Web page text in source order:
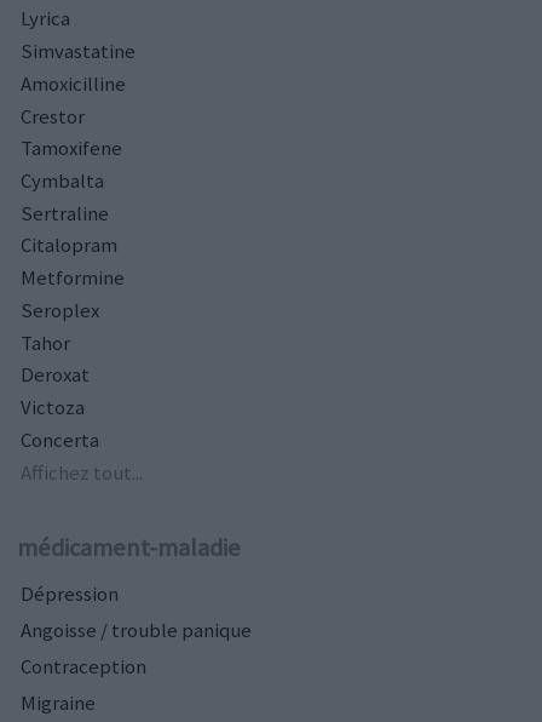
Lyrica
Simvastatine
Amoxicilline
Crestor
Tamoxifene
Cymbalta
Sertraline
Citalopram
Metformine
Seroplex
Tahor
Deroxat
Victoza
Concerta
Affichez tout...
médicament-maladie
Dépression
Angoisse / trouble panique
Contraception
Migraine